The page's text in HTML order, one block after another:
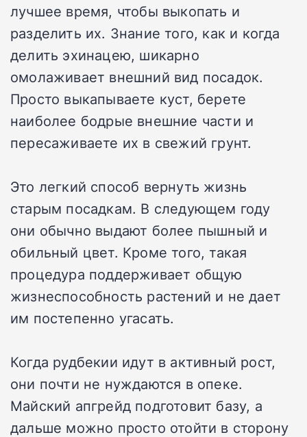
лучшее время, чтобы выкопать и
разделить их. Знание того, как и когда
делить эхинацею, шикарно
омолаживает внешний вид посадок.
Просто выкапываете куст, берете
наиболее бодрые внешние части и
пересаживаете их в свежий грунт.
Это легкий способ вернуть жизнь
старым посадкам. В следующем году
они обычно выдают более пышный и
обильный цвет. Кроме того, такая
процедура поддерживает общую
жизнеспособность растений и не дает
им постепенно угасать.
Когда рудбекии идут в активный рост,
они почти не нуждаются в опеке.
Майский апгрейд подготовит базу, а
дальше можно просто отойти в сторону